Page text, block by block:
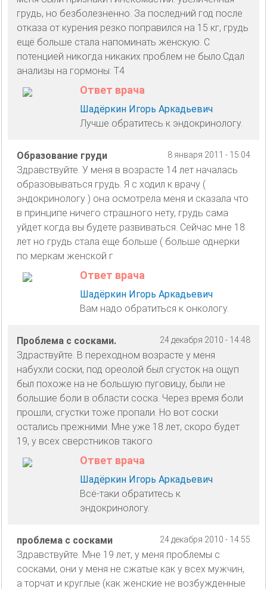
грудь, но безболезненно. За последний год после
отказа от курения резко поправился на 15 кг, грудь
ещё больше стала напоминать женскую. С
потенцией никогда никаких проблем не было.Сдал
анализы на гормоны: Т4
Ответ врача
Шадёркин Игорь Аркадьевич
Лучше обратитесь к эндокринологу.
8 января 2011 - 15:04
Образование груди
Здравствуйте. У меня в возрасте 14 лет началась
образовываться грудь. Я с ходил к врачу (
эндокринологу ) она осмотрела меня и сказала что
в принципе ничего страшного нету, грудь сама
уйдет когда вы будете развиваться. Сейчас мне 18
лет но грудь стала еще больше ( больше однерки
по меркам женской г
Ответ врача
Шадёркин Игорь Аркадьевич
Вам надо обратиться к онкологу.
24 декабря 2010 - 14:48
Проблема с сосками.
Здраствуйте. В переходном возрасте у меня
набухли соски, под ореолой был сгусток на ощуп
был похоже на не большую пуговицу, были не
большие боли в области соска. Через время боли
прошли, сгустки тоже пропали. Но вот соски
остались прежними. Мне уже 18 лет, скоро будет
19, у всех сверстников такого
Ответ врача
Шадёркин Игорь Аркадьевич
Всё-таки обратитесь к
эндокринологу.
24 декабря 2010 - 14:55
проблема с сосками
Здравствуйте. Мне 19 лет, у меня проблемы с
сосками, они у меня не сжатые как у всех мужчин,
а торчат и круглые (как женские не возбужденные